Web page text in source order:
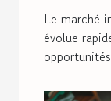
Le marché
évolue